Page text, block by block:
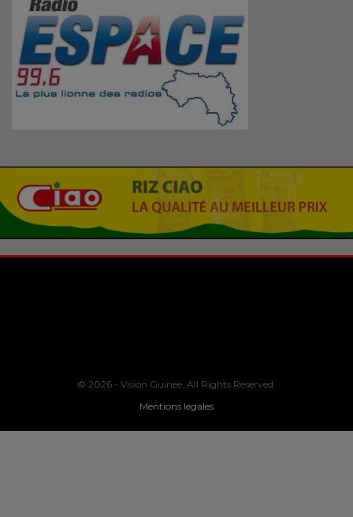
© 2026 - Vision Guinee. All Rights Reserved.
Mentions légales